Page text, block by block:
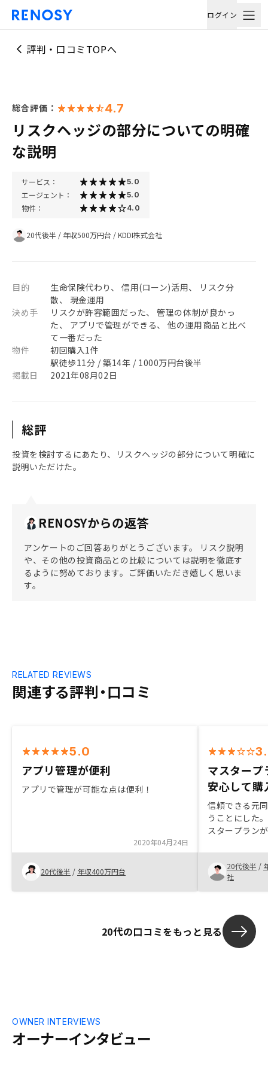
ログイン
評判・口コミTOPへ
総合評価： 4.7
リスクヘッジの部分についての明確
な説明
サービス： 5.0
エージェント： 5.0
物件： 4.0
20代後半 / 年収500万円台 /KDDI株式会社
目的
生命保険代わり、 信用(ローン)活用、 リスク分
散、 現金運用
決め手
リスクが許容範囲だった、 管理の体制が良かっ
た、 アプリで管理ができる、 他の運用商品と比べ
て一番だった
物件
初回購入1件
駅徒歩11分 / 築14年 / 1000万円台後半
掲載日
2021年08月02日
総評
投資を検討するにあたり、リスクヘッジの部分について明確に
説明いただけた。
RENOSYからの返答
アンケートのご回答ありがとうございます。 リスク説明
や、その他の投資商品との比較については説明を徹底す
るように努めております。ご評価いただき嬉しく思いま
す。
関連する評判・口コミ
RELATED REVIEWS
5.0
アプリ管理が便利
アプリで管理が可能な点は便利！
2020年04月24日
20代後半 / 年収400万円台
マスタープ
安心して購
信頼できる元
うことにした
スタープラン
20代後半 /
社
20代の口コミをもっと見る
オーナーインタビュー
OWNER INTERVIEWS